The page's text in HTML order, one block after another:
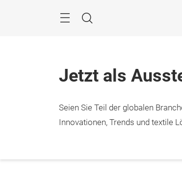
Suche
Jetzt als
Seien Sie Teil der globalen
Innovationen, Trends und textile